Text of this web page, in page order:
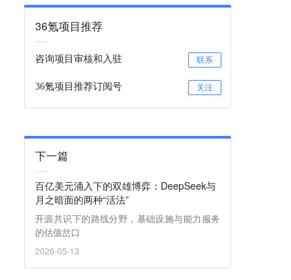
36氪项目推荐
咨询项目审核和入驻 联系
36氪项目推荐订阅号 关注
下一篇
百亿美元涌入下的双雄博弈：DeepSeek与
月之暗面的两种“活法”
开源共识下的路线分野，基础设施与能力服务
的估值岔口
2026-05-13